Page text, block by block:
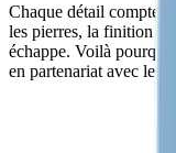
Chaque détail compte :
les pierres, la finition à
échappe. Voilà
en partenariat avec les